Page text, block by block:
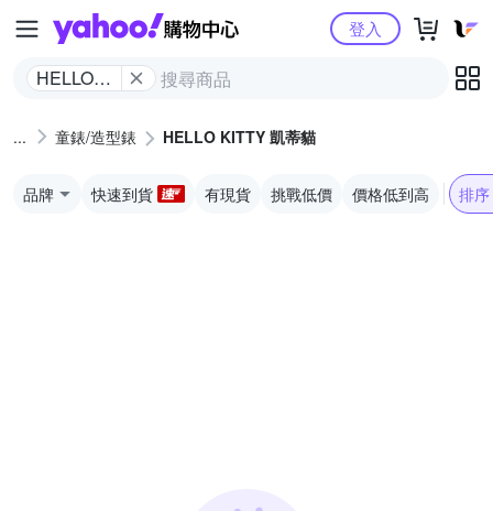
Yahoo購物中心
HELLO
蒂貓
登入
童錶/造型錶 HELLO KITTY 凱蒂貓
品牌 快速到貨 有現貨 挑戰低價 價格低到高 排序